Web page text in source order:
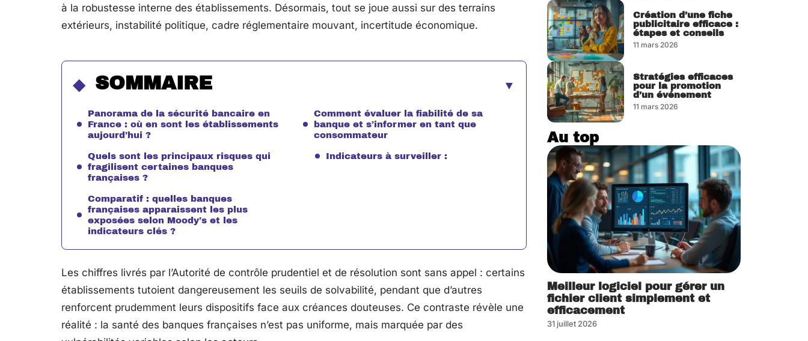
à la robustesse interne des établissements. Désormais, tout se joue aussi sur des terrains
extérieurs, instabilité politique, cadre réglementaire mouvant, incertitude économique.
SOMMAIRE
Panorama de la sécurité bancaire en
France : où en sont les établissements
aujourd’hui ?
Quels sont les principaux risques qui
fragilisent certaines banques
françaises ?
Comparatif : quelles banques
françaises apparaissent les plus
exposées selon Moody’s et les
indicateurs clés ?
Comment évaluer la fiabilité de sa
banque et s’informer en tant que
consommateur
Indicateurs à surveiller :
Les chiffres livrés par l’Autorité de contrôle prudentiel et de résolution sont sans appel : certains
établissements tutoient dangereusement les seuils de solvabilité, pendant que d’autres
renforcent prudemment leurs dispositifs face aux créances douteuses. Ce contraste révèle une
réalité : la santé des banques françaises n’est pas uniforme, mais marquée par des
Création d’une fiche
publicitaire efficace :
étapes et conseils
11 mars 2026
Stratégies efficaces
pour la promotion
d’un événement
11 mars 2026
Au top
Meilleur logiciel pour gérer un
fichier client simplement et
efficacement
31 juillet 2026